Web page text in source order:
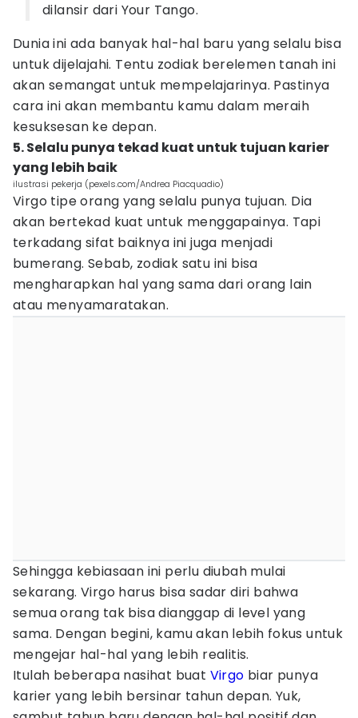
dilansir dari Your Tango.
Dunia ini ada banyak hal-hal baru yang selalu bisa
untuk dijelajahi. Tentu zodiak berelemen tanah ini
akan semangat untuk mempelajarinya. Pastinya
cara ini akan membantu kamu dalam meraih
kesuksesan ke depan.
5. Selalu punya tekad kuat untuk tujuan karier
yang lebih baik
ilustrasi pekerja (pexels.com/Andrea Piacquadio)
Virgo tipe orang yang selalu punya tujuan. Dia
akan bertekad kuat untuk menggapainya. Tapi
terkadang sifat baiknya ini juga menjadi
bumerang. Sebab, zodiak satu ini bisa
mengharapkan hal yang sama dari orang lain
atau menyamaratakan.
Sehingga kebiasaan ini perlu diubah mulai
sekarang. Virgo harus bisa sadar diri bahwa
semua orang tak bisa dianggap di level yang
sama. Dengan begini, kamu akan lebih fokus untuk
mengejar hal-hal yang lebih realitis.
Itulah beberapa nasihat buat Virgo biar punya
karier yang lebih bersinar tahun depan. Yuk,